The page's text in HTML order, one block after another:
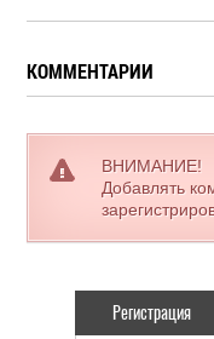
КОММЕНТАРИИ
ВНИМАНИЕ!
Добавлять
Регистрация